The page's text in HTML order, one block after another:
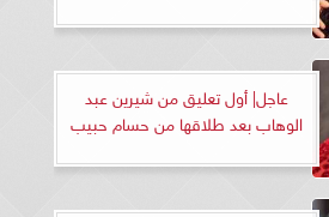
عاجل| أول تعليق من شيرين عبد
الوهاب بعد طلاقها من حسام حبيب